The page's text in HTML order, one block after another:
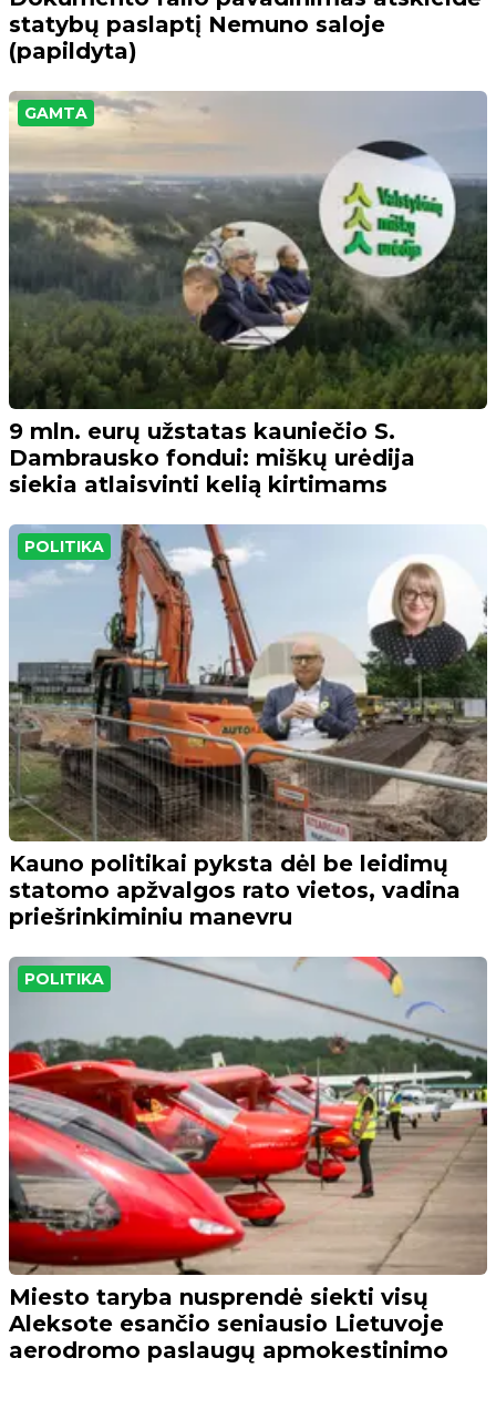
statybų paslaptį Nemuno saloje
(papildyta)
GAMTA
9 mln. eurų užstatas kauniečio S.
Dambrausko fondui: miškų urėdija
siekia atlaisvinti kelią kirtimams
POLITIKA
Kauno politikai pyksta dėl be leidimų
statomo apžvalgos rato vietos, vadina
priešrinkiminiu manevru
POLITIKA
Miesto taryba nusprendė siekti visų
Aleksote esančio seniausio Lietuvoje
aerodromo paslaugų apmokestinimo